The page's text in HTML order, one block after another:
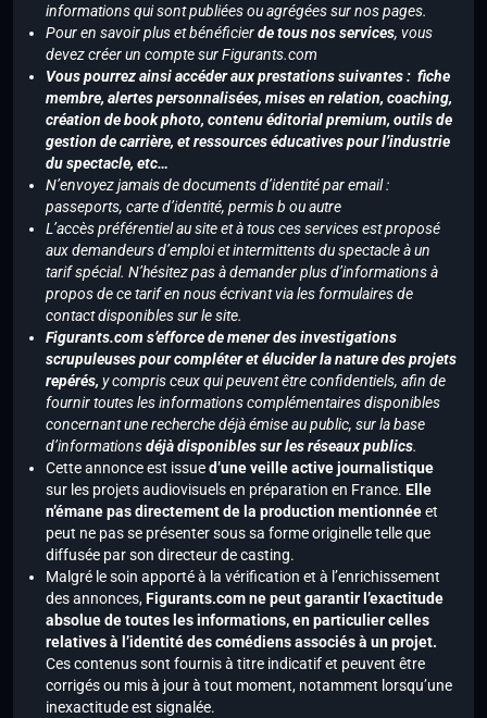
informations qui sont publiées ou agrégées sur nos pages.
Pour en savoir plus et bénéficierde tous nos services, vous
devez créer un compte sur Figurants.com
Vous pourrez ainsi accéder aux prestations suivantes : fiche
membre, alertes personnalisées, mises en relation, coaching,
création de book photo, contenu éditorial premium, outils de
gestion de carrière, et ressources éducatives pour l’industrie
du spectacle, etc…
N’envoyez jamais de documents d’identité par email :
passeports, carte d’identité, permis b ou autre
L’accès préférentiel au site et à tous ces services est proposé
aux demandeurs d’emploi et intermittents du spectacle à un
tarif spécial. N’hésitez pas à demander plus d’informations à
propos de ce tarif en nous écrivant via les formulaires de
contact disponibles sur le site.
Figurants.com s’efforce de mener des investigations
scrupuleuses pour compléter et élucider la nature des projets
repérés, y compris ceux qui peuvent être confidentiels, afin de
fournir toutes les informations complémentaires disponibles
concernant une recherche déjà émise au public, sur la base
d’informationsdéjà disponibles sur les réseaux publics.
Cette annonce est issued’une veille active journalistique
sur les projets audiovisuels en préparation en France. Elle
n’émane pas directement de la production mentionnéeet
peut ne pas se présenter sous sa forme originelle telle que
diffusée par son directeur de casting.
Malgré le soin apporté à la vérification et à l’enrichissement
des annonces,Figurants.com ne peut garantir l’exactitude
absolue de toutes les informations, en particulier celles
relatives à l’identité des comédiens associés à un projet.
Ces contenus sont fournis à titre indicatif et peuvent être
corrigés ou mis à jour à tout moment, notamment lorsqu’une
inexactitude est signalée.